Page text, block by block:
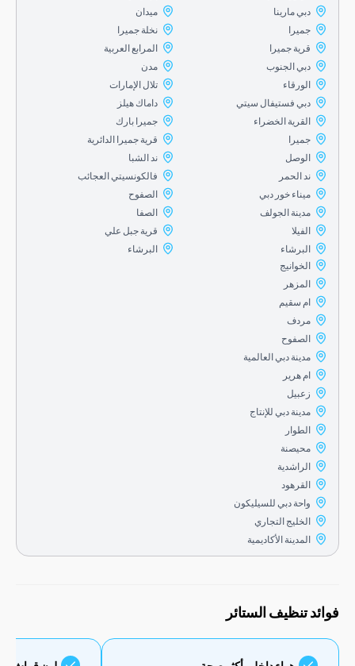
دبي مارينا
قرية جميرا
دبي الجنوب
دبي فستيفال سيتي
القرية الخضراء
ند الحمر
ميناء خور دبي
مدينة الجولف
البرشاء
نخلة جميرا
المرابع العربية
تلال الإمارات
داماك هيلز
جميرا بارك
قرية جميرا الدائرية
فالكونسيتي العجائب
قرية جبل علي
البرشاء
الخوانيج
ام سقيم
مدينة دبي العالمية
مدينة دبي للإنتاج
محيصنة
الراشدية
واحة دبي للسيليكون
الخليج التجاري
المدينة الأكاديمية
تنظيف الستائر